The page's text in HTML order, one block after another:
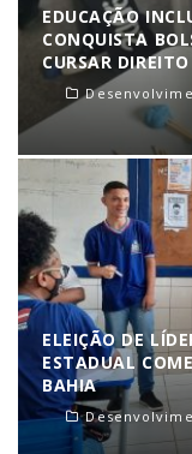
EDUCAÇÃO
CONQUISTA
CURSAR DIREITO
ELEIÇÃO DE
ESTADUAL
BAHIA